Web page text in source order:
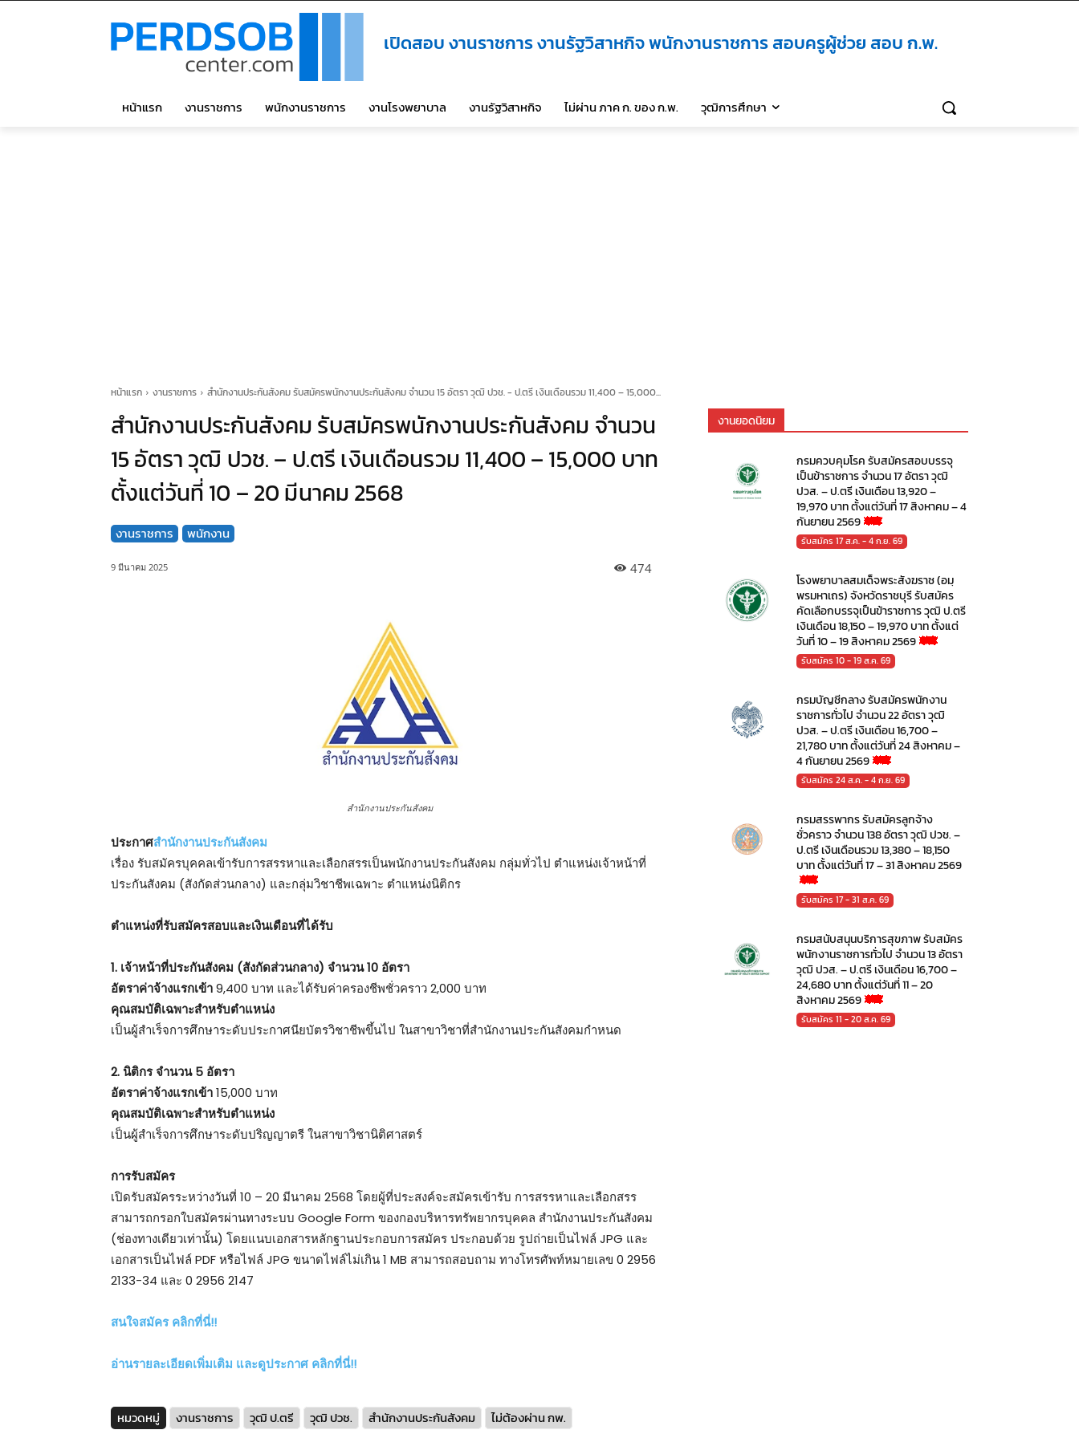
เปิดสอบ งานราชการ งานรัฐวิสาหกิจ พนักงานราชการ สอบครูผู้ช่วย สอบ ก.พ.
หน้าแรก งานราชการ พนักงานราชการ งานโรงพยาบาล งานรัฐวิสาหกิจ ไม่ผ่าน ภาค ก. ของ ก.พ. วุฒิการศึกษา
หน้าแรก งานราชการ สำนักงานประกันสังคม รับสมัครพนักงานประกันสังคม จำนวน 15 อัตรา วุฒิ ปวช. - ป.ตรี เงินเดือนรวม 11,400 – 15,000...
สำนักงานประกันสังคม รับสมัครพนักงานประกันสังคม จำนวน
15 อัตรา วุฒิ ปวช. – ป.ตรี เงินเดือนรวม 11,400 – 15,000 บาท
ตั้งแต่วันที่ 10 – 20 มีนาคม 2568
งานราชการ พนักงาน
9 มีนาคม 2025 474
สำนักงานประกันสังคม
ประกาศสำนักงานประกันสังคม
เรื่อง รับสมัครบุคคลเข้ารับการสรรหาและเลือกสรรเป็นพนักงานประกันสังคม กลุ่มทั่วไป ตำแหน่งเจ้าหน้าที่
ประกันสังคม (สังกัดส่วนกลาง) และกลุ่มวิชาชีพเฉพาะ ตำแหน่งนิติกร
ตําแหน่งที่รับสมัครสอบและเงินเดือนที่ได้รับ
1. เจ้าหน้าที่ประกันสังคม (สังกัดส่วนกลาง) จำนวน 10 อัตรา
อัตราค่าจ้างแรกเข้า9,400 บาท และได้รับค่าครองชีพชั่วคราว 2,000 บาท
คุณสมบัติเฉพาะสำหรับตำแหน่ง
เป็นผู้สำเร็จการศึกษาระดับประกาศนียบัตรวิชาชีพขึ้นไป ในสาขาวิชาที่สำนักงานประกันสังคมกำหนด
2. นิติกร จำนวน 5 อัตรา
อัตราค่าจ้างแรกเข้า15,000 บาท
คุณสมบัติเฉพาะสำหรับตำแหน่ง
เป็นผู้สำเร็จการศึกษาระดับปริญญาตรี ในสาขาวิชานิติศาสตร์
การรับสมัคร
เปิดรับสมัครระหว่างวันที่ 10 – 20 มีนาคม 2568 โดยผู้ที่ประสงค์จะสมัครเข้ารับ การสรรหาและเลือกสรร
สามารถกรอกใบสมัครผ่านทางระบบ Google Form ของกองบริหารทรัพยากรบุคคล สำนักงานประกันสังคม
(ช่องทางเดียวเท่านั้น) โดยแนบเอกสารหลักฐานประกอบการสมัคร ประกอบด้วย รูปถ่ายเป็นไฟล์ JPG และ
เอกสารเป็นไฟล์ PDF หรือไฟล์ JPG ขนาดไฟล์ไม่เกิน 1 MB สามารถสอบถาม ทางโทรศัพท์หมายเลข 0 2956
2133-34 และ 0 2956 2147
สนใจสมัคร คลิกที่นี่!!
อ่านรายละเอียดเพิ่มเติม และดูประกาศ คลิกที่นี่!!
หมวดหมู่ งานราชการ วุฒิ ป.ตรี วุฒิ ปวช. สำนักงานประกันสังคม ไม่ต้องผ่าน กพ.
งานยอดนิยม
กรมควบคุมโรค รับสมัครสอบบรรจุ
เป็นข้าราชการ จำนวน 17 อัตรา วุฒิ
ปวส. – ป.ตรี เงินเดือน 13,920 –
19,970 บาท ตั้งแต่วันที่ 17 สิงหาคม – 4
กันยายน 2569
รับสมัคร 17 ส.ค. - 4 ก.ย. 69
โรงพยาบาลสมเด็จพระสังฆราช (อมฺ
พรมหาเถร) จังหวัดราชบุรี รับสมัคร
คัดเลือกบรรจุเป็นข้าราชการ วุฒิ ป.ตรี
เงินเดือน 18,150 – 19,970 บาท ตั้งแต่
วันที่ 10 – 19 สิงหาคม 2569
รับสมัคร 10 - 19 ส.ค. 69
กรมบัญชีกลาง รับสมัครพนักงาน
ราชการทั่วไป จำนวน 22 อัตรา วุฒิ
ปวส. – ป.ตรี เงินเดือน 16,700 –
21,780 บาท ตั้งแต่วันที่ 24 สิงหาคม –
4 กันยายน 2569
รับสมัคร 24 ส.ค. - 4 ก.ย. 69
กรมสรรพากร รับสมัครลูกจ้าง
ชั่วคราว จำนวน 138 อัตรา วุฒิ ปวช. –
ป.ตรี เงินเดือนรวม 13,380 – 18,150
บาท ตั้งแต่วันที่ 17 – 31 สิงหาคม 2569
รับสมัคร 17 - 31 ส.ค. 69
กรมสนับสนุนบริการสุขภาพ รับสมัคร
พนักงานราชการทั่วไป จำนวน 13 อัตรา
วุฒิ ปวส. – ป.ตรี เงินเดือน 16,700 –
24,680 บาท ตั้งแต่วันที่ 11 – 20
สิงหาคม 2569
รับสมัคร 11 - 20 ส.ค. 69